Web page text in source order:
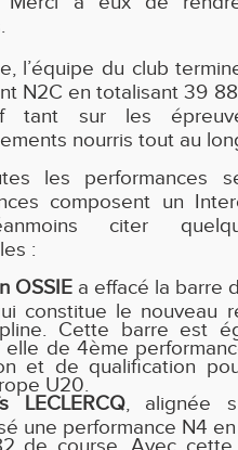
l’équipe du club
N2C en totalisant 39
tant sur les
nourris tout au
les performances
composent un
citer
:
OSSIE a effacé la barre
constitue le nouveau
Cette barre est
elle de 4ème
et de qualification
U20.
LECLERCQ, alignée
une performance N4
de course. Avec